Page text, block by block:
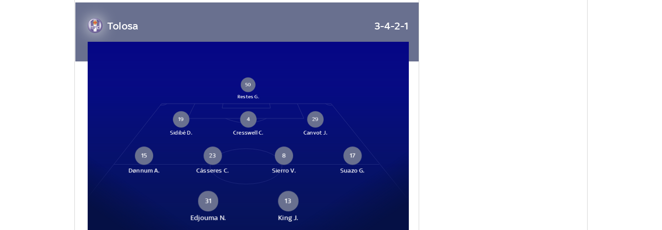
Tolosa 3-4-2-1
50
Restes G.
19
Sidibé D.
4
Cresswell C.
29
Canvot J.
15
Dønnum A.
23
Cásseres C.
8
Sierro V.
17
Suazo G.
13
King J.
31
Edjouma N.